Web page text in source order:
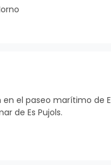
el paseo marítimo de
de Es Pujols.